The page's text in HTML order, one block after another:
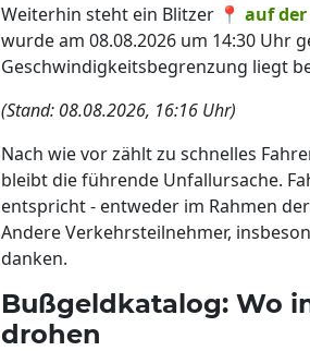
Weiterhin steht ein Blitzer 📍 auf
wurde am 08.08.2026 um 14:30 Uhr
Geschwindigkeitsbegrenzung liegt
(Stand: 08.08.2026, 16:16 Uhr)
Nach wie vor zählt zu schnelles
bleibt die führende Unfallursache.
entspricht - entweder im Rahmen
Andere Verkehrsteilnehmer,
danken.
Bußgeldkatalog: Wo
drohen